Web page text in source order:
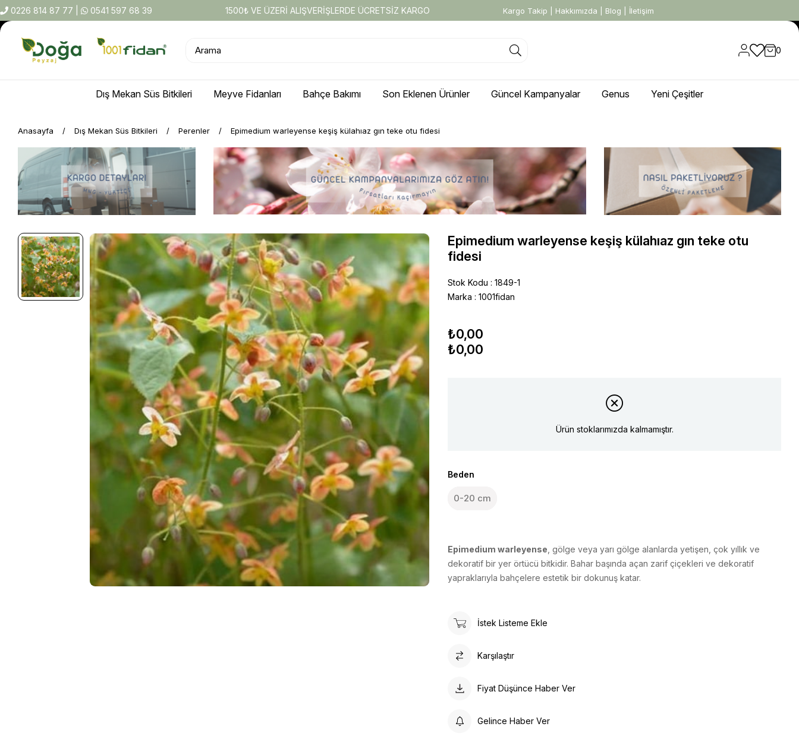
0226 814 87 77 0541 597 68 39 1500₺ VE ÜZERİ ALIŞVERİŞLERDE ÜCRETSİZ KARGO Kargo Takip Hakkımızda Blog İletişim
0
Dış Mekan Süs Bitkileri Meyve Fidanları Bahçe Bakımı Son Eklenen Ürünler Güncel Kampanyalar Genus Yeni Çeşitler
Anasayfa Dış Mekan Süs Bitkileri Perenler Epimedium warleyense keşiş külahıaz gın teke otu fidesi
Epimedium warleyense keşiş külahıaz gın teke otu
fidesi
Stok Kodu
1849-1
Marka : 1001fidan
₺0,00
₺0,00
Ürün stoklarımızda kalmamıştır.
Beden
0-20 cm
Epimedium warleyense , gölge veya yarı gölge alanlarda yetişen, çok yıllık ve
dekoratif bir yer örtücü bitkidir. Bahar başında açan zarif çiçekleri ve dekoratif
yapraklarıyla bahçelere estetik bir dokunuş katar.
İstek Listeme Ekle
Karşılaştır
Fiyat Düşünce Haber Ver
Gelince Haber Ver